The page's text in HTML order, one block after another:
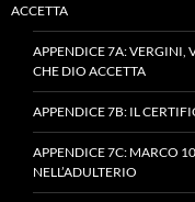
ACCETTA
APPENDICE 7A: VERGINI,
CHE DIO ACCETTA
APPENDICE 7B: IL
APPENDICE 7C: MARCO
NELL’ADULTERIO